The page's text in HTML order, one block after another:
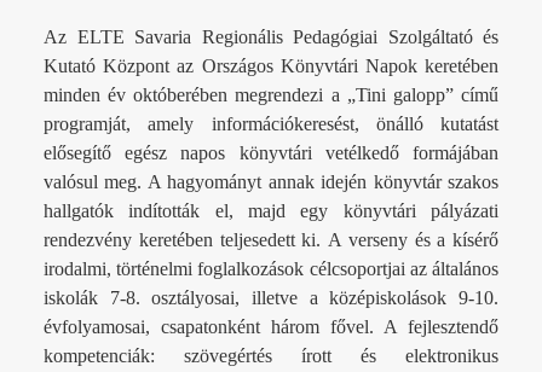
Az ELTE Savaria Regionális Pedagógiai Szolgáltató és
Kutató Központ az Országos Könyvtári Napok keretében
minden év októberében megrendezi a „Tini galopp” című
programját, amely információkeresést, önálló kutatást
elősegítő egész napos könyvtári vetélkedő formájában
valósul meg. A hagyományt annak idején könyvtár szakos
hallgatók indították el, majd egy könyvtári pályázati
rendezvény keretében teljesedett ki. A verseny és a kísérő
irodalmi, történelmi foglalkozások célcsoportjai az általános
iskolák 7-8. osztályosai, illetve a középiskolások 9-10.
évfolyamosai, csapatonként három fővel. A fejlesztendő
kompetenciák: szövegértés írott és elektronikus